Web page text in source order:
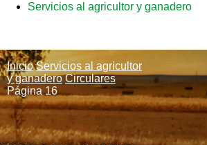
Servicios al agricultor y ganadero
Inicio Servicios al agricultor
y ganadero Circulares
Página 16